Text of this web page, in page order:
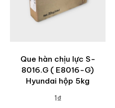
Que hàn chịu lực S-
8016.G ( E8016-G)
Hyundai hộp 5kg
1₫